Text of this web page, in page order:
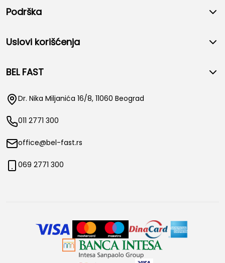
Podrška
Uslovi korišćenja
BEL FAST
Dr. Nika Miljanića 16/8, 11060 Beograd
011 2771 300
office@bel-fast.rs
069 2771 300